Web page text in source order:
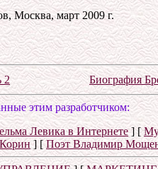
Москва, март 2009 г.
2 Биография
этим разработчиком:
Левика в Интернете] [
] [Поэт Владимир